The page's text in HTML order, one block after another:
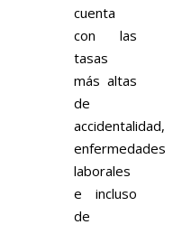
cuenta
con las
tasas
más altas
de
accidentalidad,
enfermedades
laborales
e incluso
de